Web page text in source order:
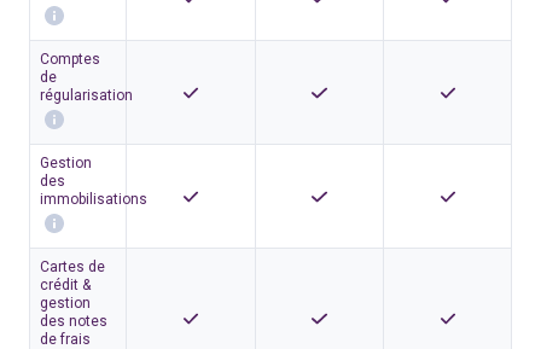
Comptes
de
régularisation
Gestion
des
immobilisations
Cartes de
crédit &
gestion
des notes
de frais